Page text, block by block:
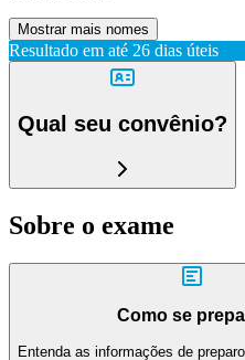
Mostrar mais nomes
Resultado em até 26 dias úteis
Qual seu convênio?
Sobre o exame
Como se
Entenda as informações de